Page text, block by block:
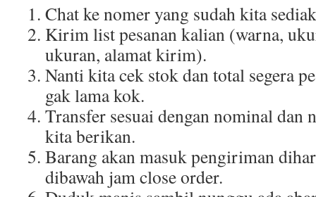
Chat ke nomer yang sudah kita
Kirim list pesanan kalian (warna,
ukuran, alamat kirim).
Nanti kita cek stok dan total segera
gak lama kok.
Transfer sesuai dengan nominal dan
kita berikan.
Barang akan masuk pengiriman
dibawah jam close order.